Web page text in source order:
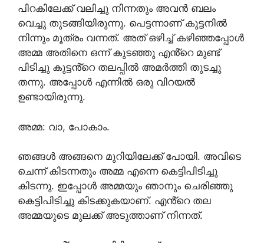
പിറകിലേക്ക് വലിച്ചു നിന്നതും അവൻ ബലം
വെച്ചു തുടങ്ങിയിരുന്നു. പെട്ടന്നാണ് കുട്ടനിൽ
നിന്നും മൂത്രം വന്നത്. അത് ഒഴിച്ച് കഴിഞ്ഞപ്പോൾ
അമ്മ അതിനെ ഒന്ന് കുടഞ്ഞു എൻ്റെ മുണ്ട്
പിടിച്ചു കുട്ടൻ്റെ തലപ്പിൽ അമർത്തി തുടച്ചു
തന്നു. അപ്പോൾ എന്നിൽ ഒരു വിറയൽ
ഉണ്ടായിരുന്നു.
അമ്മ: വാ, പോകാം.
ഞങ്ങൾ അങ്ങനെ മുറിയിലേക്ക് പോയി. അവിടെ
ചെന്ന് കിടന്നതും അമ്മ എന്നെ കെട്ടിപിടിച്ചു
കിടന്നു. ഇപ്പോൾ അമ്മയും ഞാനും ചെരിഞ്ഞു
കെട്ടിപിടിച്ചു കിടക്കുകയാണ്. എൻ്റെ തല
അമ്മയുടെ മുലക്ക് അടുത്താണ് നിന്നത്.